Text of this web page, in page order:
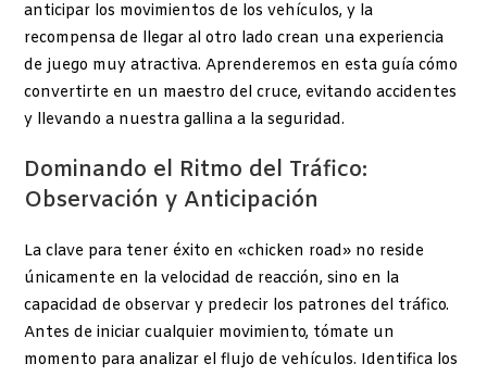
anticipar los movimientos de los vehículos, y la
recompensa de llegar al otro lado crean una experiencia
de juego muy atractiva. Aprenderemos en esta guía cómo
convertirte en un maestro del cruce, evitando accidentes
y llevando a nuestra gallina a la seguridad.
Dominando el Ritmo del Tráfico:
Observación y Anticipación
La clave para tener éxito en «chicken road» no reside
únicamente en la velocidad de reacción, sino en la
capacidad de observar y predecir los patrones del tráfico.
Antes de iniciar cualquier movimiento, tómate un
momento para analizar el flujo de vehículos. Identifica los